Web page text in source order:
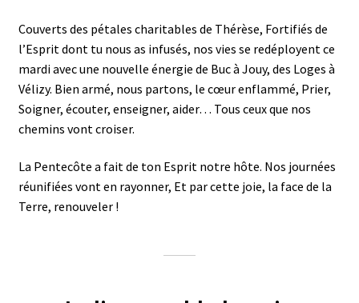
Couverts des pétales charitables de Thérèse, Fortifiés de
l’Esprit dont tu nous as infusés, nos vies se redéployent ce
mardi avec une nouvelle énergie de Buc à Jouy, des Loges à
Vélizy. Bien armé, nous partons, le cœur enflammé, Prier,
Soigner, écouter, enseigner, aider… Tous ceux que nos
chemins vont croiser.
La Pentecôte a fait de ton Esprit notre hôte. Nos journées
réunifiées vont en rayonner, Et par cette joie, la face de la
Terre, renouveler !